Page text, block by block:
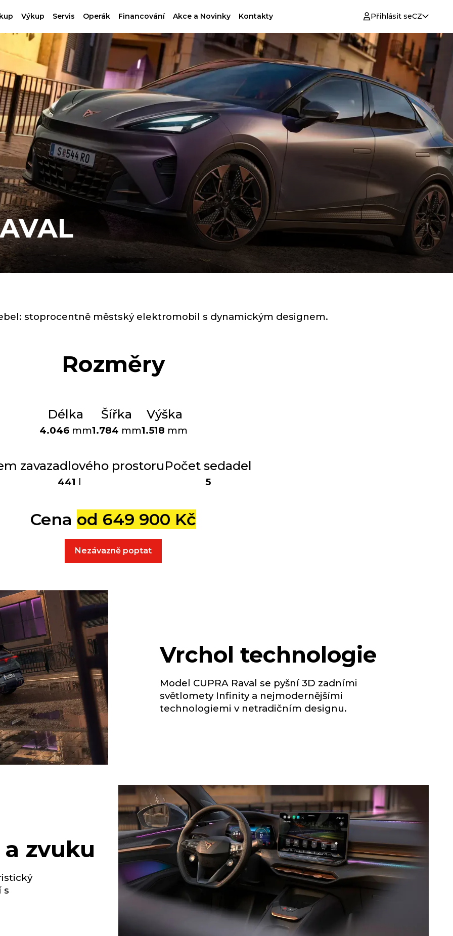
Výkup Servis Operák Financování Akce a Novinky Kontakty Přihlásit seCZ
stoprocentně městský elektromobil s dynamickým designem.
Rozměry
Délka
4.046mm
Šířka
1.784 mm
Výška
1.518 mm
zavazadlového prostoru
441 l
Počet sedadel
5
Cena od 649 900 Kč
Nezávazně poptat
Vrchol technologie
Model CUPRA Raval se pyšní 3D zadními
světlomety Infinity a nejmodernějšími
technologiemi v netradičním designu.
zvuku
s